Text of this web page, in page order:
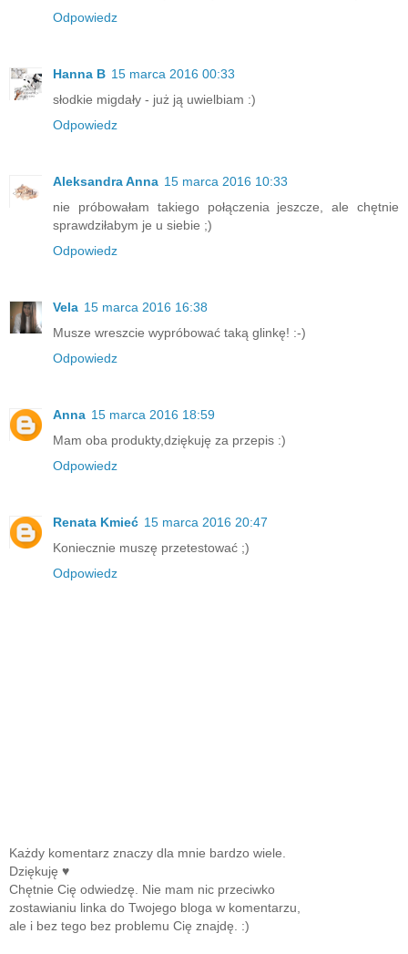
Odpowiedz
Hanna B 15 marca 2016 00:33
słodkie migdały - już ją uwielbiam :)
Odpowiedz
Aleksandra Anna 15 marca 2016 10:33
nie próbowałam takiego połączenia jeszcze, ale chętnie
sprawdziłabym je u siebie ;)
Odpowiedz
Vela 15 marca 2016 16:38
Musze wreszcie wypróbować taką glinkę! :-)
Odpowiedz
Anna 15 marca 2016 18:59
Mam oba produkty,dziękuję za przepis :)
Odpowiedz
Renata Kmieć 15 marca 2016 20:47
Koniecznie muszę przetestować ;)
Odpowiedz
Każdy komentarz znaczy dla mnie bardzo wiele.
Dziękuję ♥
Chętnie Cię odwiedzę. Nie mam nic przeciwko
zostawianiu linka do Twojego bloga w komentarzu,
ale i bez tego bez problemu Cię znajdę. :)